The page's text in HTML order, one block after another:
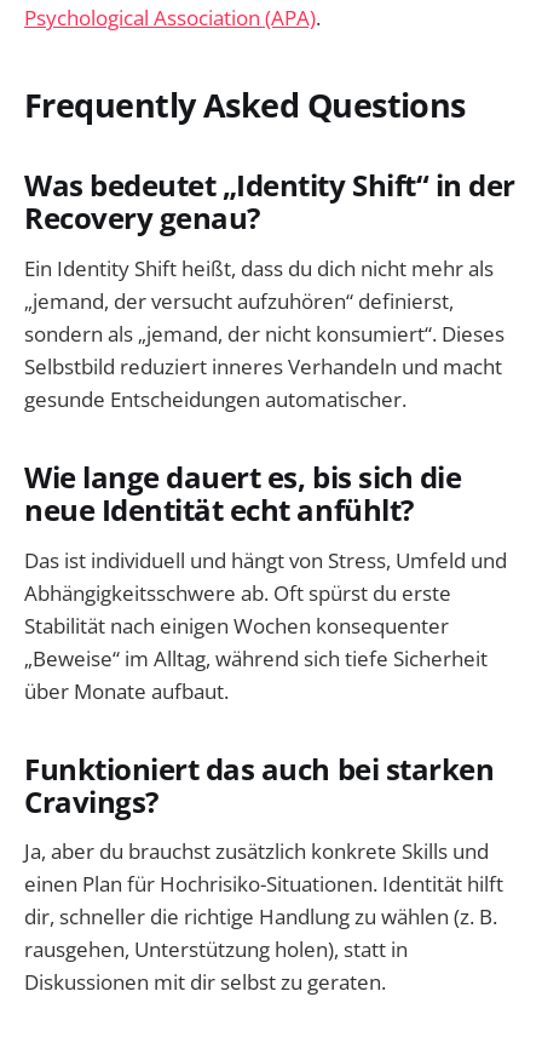
Psychological Association (APA).
Frequently Asked Questions
Was bedeutet „Identity Shift“ in der
Recovery genau?
Ein Identity Shift heißt, dass du dich nicht mehr als
„jemand, der versucht aufzuhören“ definierst,
sondern als „jemand, der nicht konsumiert“. Dieses
Selbstbild reduziert inneres Verhandeln und macht
gesunde Entscheidungen automatischer.
Wie lange dauert es, bis sich die
neue Identität echt anfühlt?
Das ist individuell und hängt von Stress, Umfeld und
Abhängigkeitsschwere ab. Oft spürst du erste
Stabilität nach einigen Wochen konsequenter
„Beweise“ im Alltag, während sich tiefe Sicherheit
über Monate aufbaut.
Funktioniert das auch bei starken
Cravings?
Ja, aber du brauchst zusätzlich konkrete Skills und
einen Plan für Hochrisiko-Situationen. Identität hilft
dir, schneller die richtige Handlung zu wählen (z. B.
rausgehen, Unterstützung holen), statt in
Diskussionen mit dir selbst zu geraten.